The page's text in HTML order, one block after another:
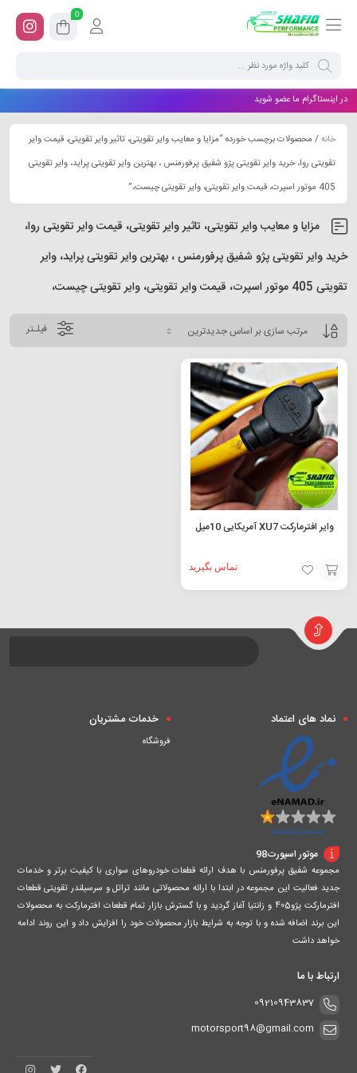
0
در اینستاگرام ما عضو شوید
خانه/ محصولات برچسب خورده “مزایا و معایب وایر تقویتی، تاثیر وایر تقویتی، قیمت وایر
تقویتی روا، خرید وایر تقویتی پژو شفیق پرفورمنس ، بهترین وایر تقویتی پراید، وایر تقویتی
405 موتور اسپرت، قیمت وایر تقویتی، وایر تقویتی چیست،”
مزایا و معایب وایر تقویتی، تاثیر وایر تقویتی، قیمت وایر تقویتی روا،
خرید وایر تقویتی پژو شفیق پرفورمنس ، بهترین وایر تقویتی پراید، وایر
تقویتی 405 موتور اسپرت، قیمت وایر تقویتی، وایر تقویتی چیست،
فیلـتر
وایر افترمارکت XU7 آمریکایی 10میل
تماس بگیرید
افزودن
به
سبد
نماد های اعتماد خدمات مشتریان
فروشگاه
موتور اسپورت98
مجموعه شفیق پرفورمنس با هدف ارائه قطعات خودروهای سواری با کیفیت برتر و خدمات
جدید فعالیت این مجموعه در ابتدا با ارائه محصولاتی مانند تراتل و سرسیلندر تقویتی قطعات
افترمارکت پژو405 و زانتیا آغاز گردید و با گسترش بازار تمام قطعات افترمارکت به محصولات
این برند اضافه شده و با توجه به شرایط بازار محصولات خود را افزایش داد و این روند ادامه
خواهد داشت
ارتباط با ما
09210943837
motorsport98@gmail.com